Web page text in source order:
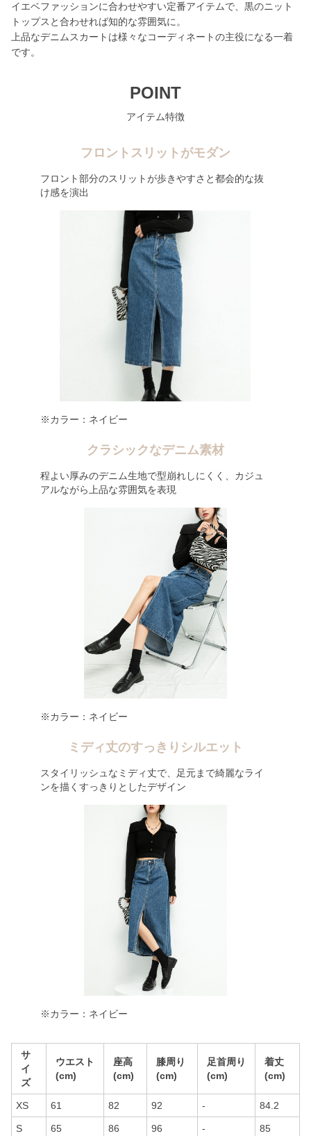
イエベファッションに合わせやすい定番アイテムで、黒のニット
トップスと合わせれば知的な雰囲気に。
上品なデニムスカートは様々なコーディネートの主役になる一着
です。
POINT
アイテム特徴
フロントスリットがモダン
フロント部分のスリットが歩きやすさと都会的な抜
け感を演出
※カラー：ネイビー
クラシックなデニム素材
程よい厚みのデニム生地で型崩れしにくく、カジュ
アルながら上品な雰囲気を表現
※カラー：ネイビー
ミディ丈のすっきりシルエット
スタイリッシュなミディ丈で、足元まで綺麗なライ
ンを描くすっきりとしたデザイン
※カラー：ネイビー
サ
イ
ズ
ウエスト
(cm)
座高
(cm)
膝周り
(cm)
足首周り
(cm)
着丈
(cm)
XS 61 82 92 - 84.2
S 65 86 96 - 85